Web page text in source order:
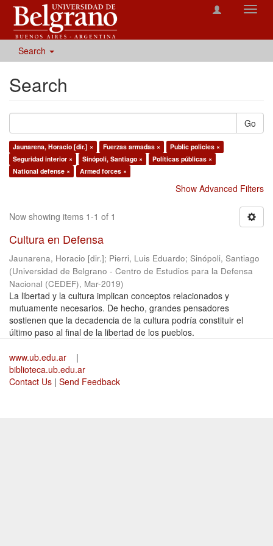
Search
Search
Go
Jaunarena, Horacio [dir.] × Fuerzas armadas ×
Public policies ×
Seguridad interior ×
Sinópoli, Santiago ×
Políticas públicas ×
National defense ×
Armed forces ×
Show Advanced Filters
Now showing items 1-1 of 1
Cultura en Defensa
Jaunarena, Horacio [dir.]; Pierri, Luis Eduardo; Sinópoli, Santiago
(Universidad de Belgrano - Centro de Estudios para la Defensa
Nacional (CEDEF), Mar-2019)
La libertad y la cultura implican conceptos relacionados y
mutuamente necesarios. De hecho, grandes pensadores
sostienen que la decadencia de la cultura podría constituir el
último paso al final de la libertad de los pueblos.
www.ub.edu.ar
|
biblioteca.ub.edu.ar
Contact Us | Send Feedback